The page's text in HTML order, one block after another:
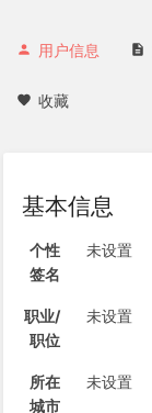
用户信息
收藏
基本信息
个性
签名
未设置
职业/
职位
未设置
所在
城市
未设置